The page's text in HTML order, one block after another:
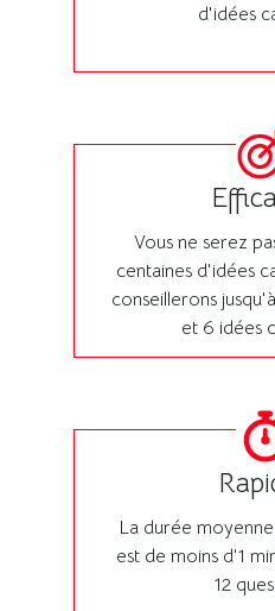
d'idées
Vous ne serez
centaines d'idées
conseillerons
et 6 idées
La durée
est de moins d'1
12